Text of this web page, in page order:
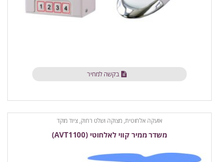
בקשה למחיר
אזעקה אלחוטית, מצוקה ושלט רחוק, ציוד מוקד
משדר ממיר קווי לאלחוטי (AVT1100)